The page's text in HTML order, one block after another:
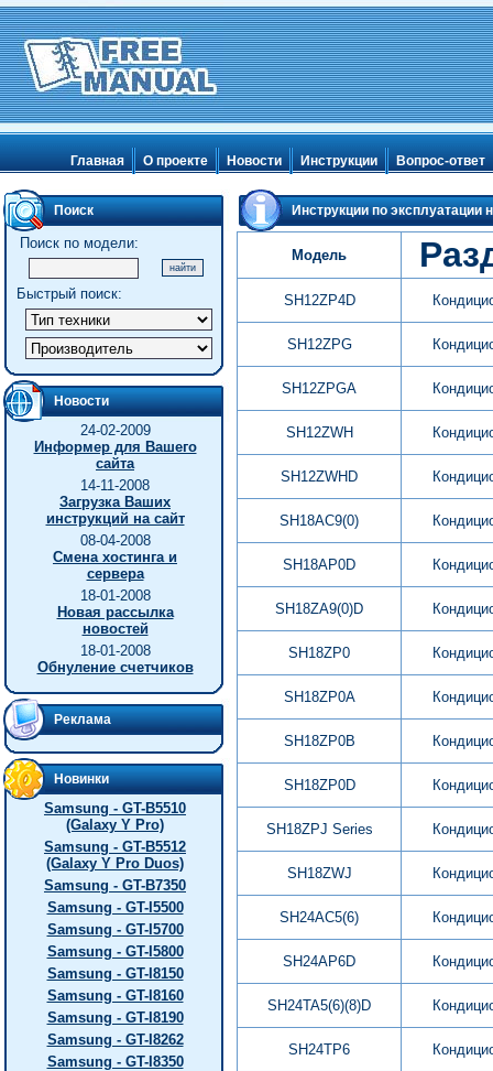
Главная О проекте Новости Инструкции Вопрос-ответ
Поиск
Поиск по модели:
Быстрый поиск:
Новости
24-02-2009
Информер для Вашего
сайта
14-11-2008
Загрузка Ваших
инструкций на сайт
08-04-2008
Смена хостинга и
сервера
18-01-2008
Новая рассылка
новостей
18-01-2008
Обнуление счетчиков
Реклама
Новинки
Samsung - GT-B5510
(Galaxy Y Pro)
Samsung - GT-B5512
(Galaxy Y Pro Duos)
Samsung - GT-B7350
Samsung - GT-I5500
Samsung - GT-I5700
Samsung - GT-I5800
Samsung - GT-I8150
Samsung - GT-I8160
Samsung - GT-I8190
Samsung - GT-I8262
Samsung - GT-I8350
Инструкции по эксплуатации
Модель
SH12ZP4D
SH12ZPG
SH12ZPGA
SH12ZWH
SH12ZWHD
SH18AC9(0)
SH18AP0D
SH18ZA9(0)D
SH18ZP0
SH18ZP0A
SH18ZP0B
SH18ZP0D
SH18ZPJ Series
SH18ZWJ
SH24AC5(6)
SH24AP6D
SH24TA5(6)(8)D
SH24TP6